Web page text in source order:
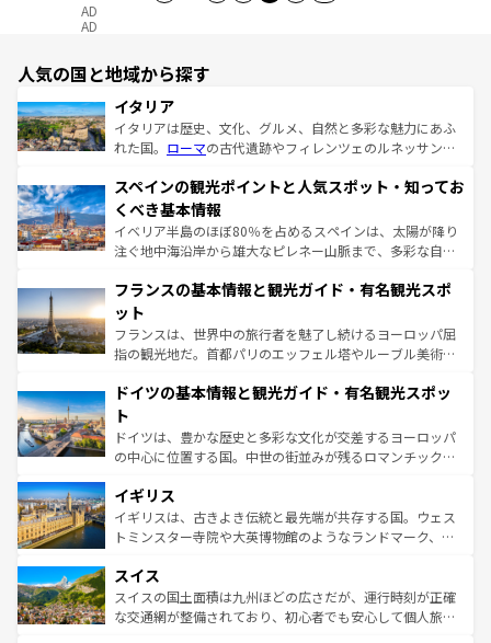
AD
AD
人気の国と地域から探す
イタリア
イタリアは歴史、文化、グルメ、自然と多彩な魅力にあふ
れた国。 ローマの古代遺跡やフィレンツェのルネッサンス
ろん、トスカーナの美しい田園風景やアマルフィ海岸の絶
景など、自然景観も見逃せない。観光の合間には、本場の
ピザやパスタなど、絶品のイタリア料理を堪能することも
できる。朝目覚めてから夜眠るまで、すべての瞬間を楽し
なお、新着のイタリア情報はコンテンツ一覧を参照してほ
しい。
スペインの観光ポイントと人気スポット・知ってお
くべき基本情報
イベリア半島のほぼ80％を占めるスペインは、太陽が降り
注ぐ地中海沿岸から雄大なピレネー山脈まで、多彩な自然
文化が根付くこの国では、情熱的なフラメンコ、熱気あふ
れる闘牛、そして美味しいタパスが生活の一部となってい
る。首都マドリードの洗練された雰囲気や、バルセロナの
アートに溢れた街角から、地方では古代ローマ遺跡や中世
せる。地方によって風土や気候が異なるスペインはその個
ンテンツ一覧 を参照してほしい。
フランスの基本情報と観光ガイド・有名観光スポ
ット
フランスは、世界中の旅行者を魅了し続けるヨーロッパ屈
指の観光地だ。首都パリのエッフェル塔やルーブル美術館
で、幅広い魅力が詰まっている。華麗な宮殿、歴史的な大
聖堂、美しいビーチ、そして豊かな自然が、訪れる者を心
から魅了する。また、フランスは美食の国としても知ら
れ、フランス料理はユネスコ無形文化遺産にも登録されて
香り高いラベンダー畑など、多彩な楽しみ方が可能だ。さ
らに、パリ以外の地域にも魅力が溢れており、どの街角に
も豊かな歴史と文化が息づいている。パリ以外の個性あふ
を参照してほしい。
ドイツの基本情報と観光ガイド・有名観光スポッ
ト
ドイツは、豊かな歴史と多彩な文化が交差するヨーロッパ
の中心に位置する国。中世の街並みが残るロマンチック街
顔を持つこの国は、どこを歩いても飽きることがない。ベ
ルリンの文化的活気、バイエルン州のアルプスの絶景、そ
してライン川沿いのワイン畑といった風景は必見。ビール
は、お酒好きな人にはぜひ体験してほしい。 なお、新着の
ドイツ情報はコンテンツ一覧を参照してほしい。
イギリス
イギリスは、古きよき伝統と最先端が共存する国。ウェス
トミンスター寺院や大英博物館のようなランドマーク、歴
リアごとに異なる魅力がある。また、優雅なアフタヌーン
ティー、ビール好きにはたまらない英国パブ、サッカー観
戦など、本場だからこそできる体験も豊富。イギリスを旅
スイス
スイスの国土面積は九州ほどの広さだが、運行時刻が正確
な交通網が整備されており、初心者でも安心して個人旅行